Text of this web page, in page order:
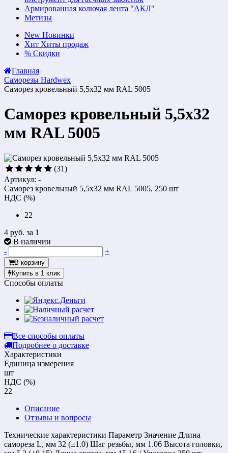
Армированная колючая лента "АКЛ"
Метизы
New Новинки
Хит Хиты продаж
% Скидки
Главная
Саморезы Hardwex
Саморез кровельный 5,5х32 мм RAL 5005
Саморез кровельный 5,5х32
мм RAL 5005
(31)
Артикул: -
Саморез кровельный 5,5х32 мм RAL 5005, 250 шт
НДС (%)
22
4 руб. за 1
В наличии
-
+
В корзину
Купить в 1 клик
Способы оплаты
Все способы оплаты
Подробнее о доставке
Характеристики
Единица измерения
шт
НДС (%)
22
Описание
Отзывы и вопросы
Технические характеристики Параметр Значение Длина
самореза L, мм 32 (±1.0) Шаг резьбы, мм 1.06 Высота головки,